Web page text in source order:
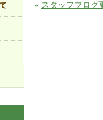
« スタッフブログ